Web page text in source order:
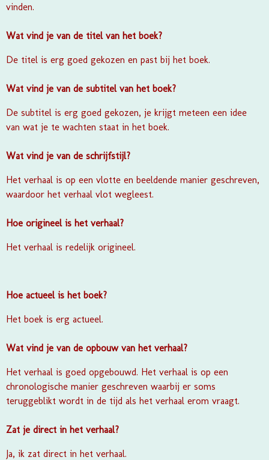
vinden.
Wat vind je van de titel van het boek?
De titel is erg goed gekozen en past bij het boek.
Wat vind je van de subtitel van het boek?
De subtitel is erg goed gekozen, je krijgt meteen een idee
van wat je te wachten staat in het boek.
Wat vind je van de schrijfstijl?
Het verhaal is op een vlotte en beeldende manier geschreven,
waardoor het verhaal vlot wegleest.
Hoe origineel is het verhaal?
Het verhaal is redelijk origineel.
Hoe actueel is het boek?
Het boek is erg actueel.
Wat vind je van de opbouw van het verhaal?
Het verhaal is goed opgebouwd. Het verhaal is op een
chronologische manier geschreven waarbij er soms
teruggeblikt wordt in de tijd als het verhaal erom vraagt.
Zat je direct in het verhaal?
Ja, ik zat direct in het verhaal.